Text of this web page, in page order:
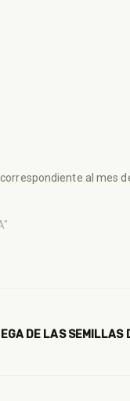
al mes
DE LAS SEMILLAS